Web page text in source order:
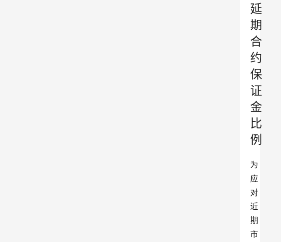
延
期
合
约
保
证
金
比
例
为
应
对
近
期
市